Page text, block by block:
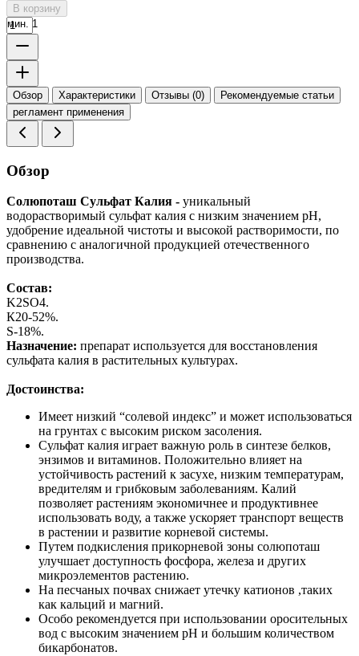
В корзину
мин. 1
Обзор Характеристики Отзывы (0)
Рекомендуемые статьи
регламент применения
Обзор
Солюпоташ Сульфат Калия - уникальный
водорастворимый сульфат калия с низким значением pH,
удобрение идеальной чистоты и высокой растворимости, по
сравнению с аналогичной продукцией отечественного
производства.
Состав:
K2SO4.
К20-52%.
S-18%.
Назначение: препарат используется для восстановления
сульфата калия в растительных культурах.
Достоинства:
Имеет низкий “солевой индекс” и может использоваться
на грунтах с высоким риском засоления.
Сульфат калия играет важную роль в синтезе белков,
энзимов и витаминов. Положительно влияет на
устойчивость растений к засухе, низким температурам,
вредителям и грибковым заболеваниям. Калий
позволяет растениям экономичнее и продуктивнее
использовать воду, а также ускоряет транспорт веществ
в растении и развитие корневой системы.
Путем подкисления прикорневой зоны солюпоташ
улучшает доступность фосфора, железа и других
микроэлементов растению.
На песчаных почвах снижает утечку катионов ,таких
как кальций и магний.
Особо рекомендуется при использовании оросительных
вод с высоким значением рН и большим количеством
бикарбонатов.